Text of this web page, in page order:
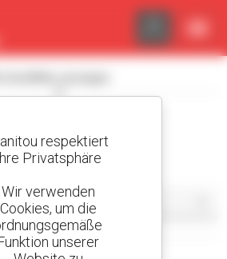
respektiert
Privatsphäre
Wir verwenden
Cookies, um die
unserer